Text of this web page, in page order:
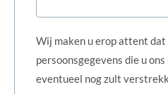
Wij maken u erop attent dat
persoonsgegevens die u
eventueel nog zult